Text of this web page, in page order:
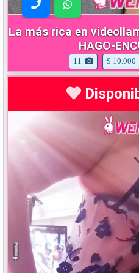
La más rica en
HAGO-
11 $ 10.000